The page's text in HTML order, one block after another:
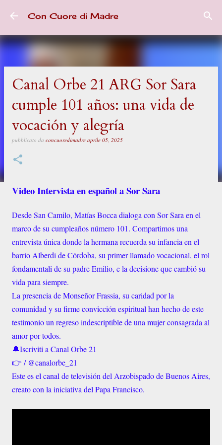
Passa ai contenuti principali
Con Cuore di Madre
Canal Orbe 21 ARG Sor Sara
cumple 101 años: una vida de
vocación y alegría
pubblicato da concuoredimadre aprile 05, 2025
Video Intervista en español a Sor Sara
Desde San Camilo, Matías Bocca dialoga con Sor Sara en el
marco de su cumpleaños número 101. Compartimos una
entrevista única donde la hermana recuerda su infancia en el
barrio Alberdi de Córdoba, su primer llamado vocacional, el rol
fondamentali de su padre Emilio, e la decisione que cambió su
vida para siempre.
La presencia de Monseñor Frassia, su caridad por la
comunidad y su firme convicción espiritual han hecho de este
testimonio un regreso indescriptible de una mujer consagrada al
amor por todos.
🔔Iscriviti a Canal Orbe 21
👉 / @canalorbe_21
Este es el canal de televisión del Arzobispado de Buenos Aires,
creato con la iniciativa del Papa Francisco.